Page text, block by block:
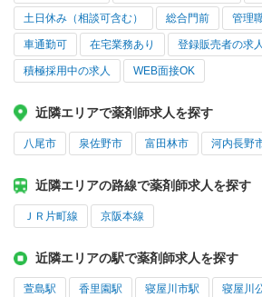
土日休み（相談可含む） 総合門前 管理
車通勤可 在宅業務あり 登録販売者の求人
積極採用中の求人 WEB面接OK
近隣エリアで薬剤師求人を探す
八尾市 泉佐野市 富田林市 河内長野
近隣エリアの路線で薬剤師求人を探す
ＪＲ片町線 京阪本線
近隣エリアの駅で薬剤師求人を探す
萱島駅 香里園駅 寝屋川市駅 寝屋川